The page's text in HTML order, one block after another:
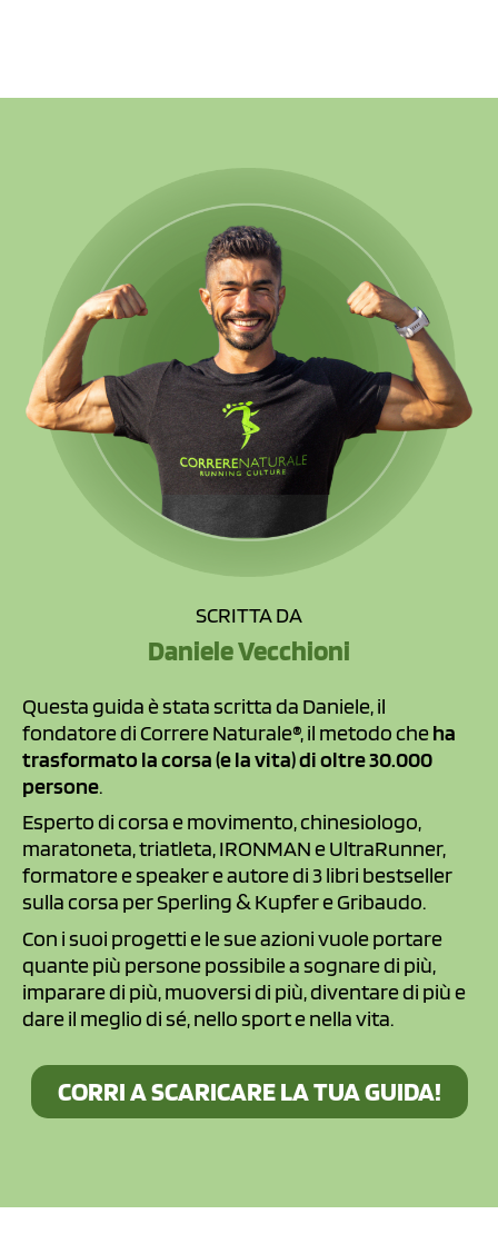
SCRITTA DA
Daniele Vecchioni
Questa guida è stata scritta da Daniele, il
fondatore di Correre Naturale®, il metodo cheha
trasformato la corsa (e la vita) di oltre 30.000
persone.
Esperto di corsa e movimento, chinesiologo,
maratoneta, triatleta, IRONMAN e UltraRunner,
formatore e speaker e autore di 3 libri bestseller
sulla corsa per Sperling & Kupfer e Gribaudo.
Con i suoi progetti e le sue azioni vuole portare
quante più persone possibile a sognare di più,
imparare di più, muoversi di più, diventare di più e
dare il meglio di sé, nello sport e nella vita.
CORRI A SCARICARE LA TUA GUIDA!